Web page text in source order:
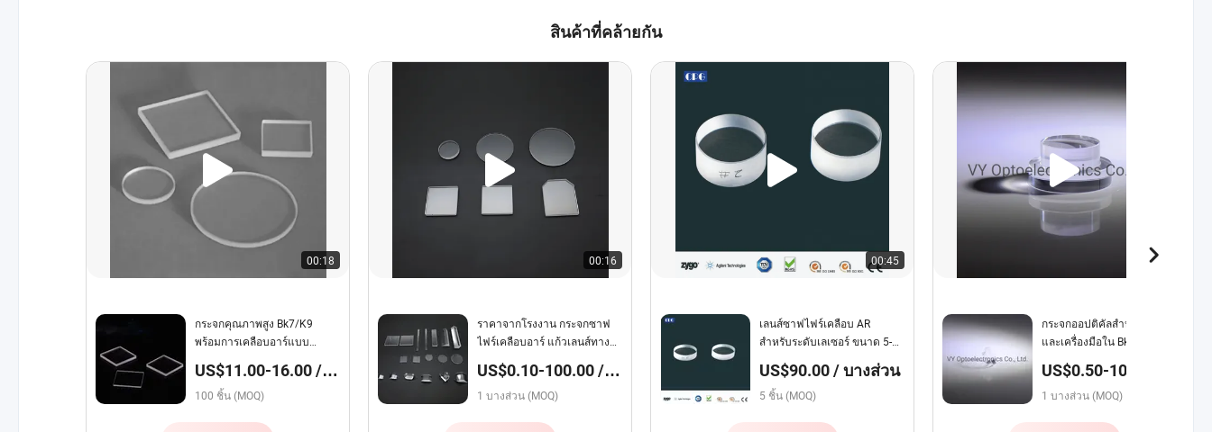
สินค้าที่คล้ายกัน
00:18
กระจกคุณภาพสูง Bk7/K9
พร้อมการเคลือบอาร์แบบ
US$11.00-16.00 /
บางส่วน
100 ชิ้น (MOQ)
00:16
ราคาจากโรงงาน กระจกซาฟ
ไฟร์เคลือบอาร์ แก้วเลนส์ทาง
US$0.10-100.00 /
บางส่วน
1 บางส่วน (MOQ)
00:45
เลนส์ซาฟไฟร์เคลือบ AR
สำหรับระดับเลเซอร์ ขนาด 5-
LIDT สูง
US$90.00 / บางส่วน
5 ชิ้น (MOQ)
00:45
กระจกออปติคัลสำหรับอุปกรณ์
และเครื่องมือใน Bk7, B270s,
US$0.50-10.00 /
บางส่วน
1 บางส่วน (MOQ)